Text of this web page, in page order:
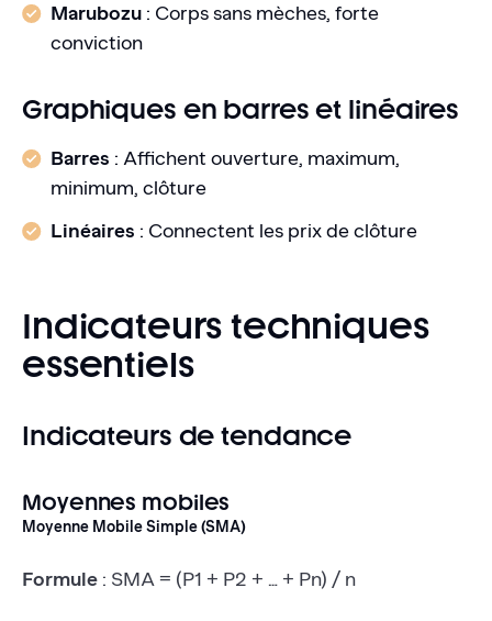
Marubozu : Corps sans mèches, forte
conviction
Graphiques en barres et linéaires
Barres : Affichent ouverture, maximum,
minimum, clôture
Linéaires : Connectent les prix de clôture
Indicateurs techniques
essentiels
Indicateurs de tendance
Moyennes mobiles
Moyenne Mobile Simple (SMA)
Formule : SMA = (P1 + P2 + … + Pn) / n